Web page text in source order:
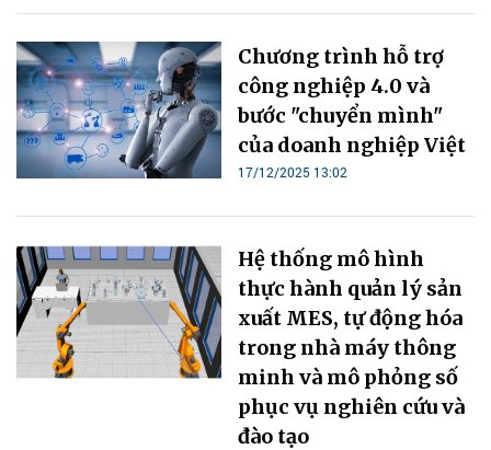
Chương trình hỗ trợ
công nghiệp 4.0 và
bước "chuyển mình"
của doanh nghiệp Việt
17/12/2025 13:02
Hệ thống mô hình
thực hành quản lý sản
xuất MES, tự động hóa
trong nhà máy thông
minh và mô phỏng số
phục vụ nghiên cứu và
đào tạo